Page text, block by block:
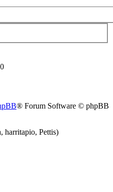
® Forum Software © phpBB
harritapio, Pettis)